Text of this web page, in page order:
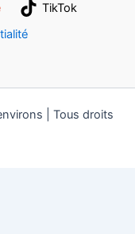
TikTok
| Tous droits